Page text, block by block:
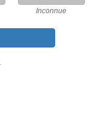
Inconnue